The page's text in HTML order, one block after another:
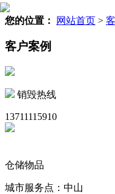
您的位置： 网站首页 >
客户案例
销毁热线
13711115910
仓储物品
城市服务点：中山